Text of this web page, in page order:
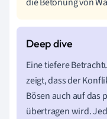
Eine tiefere
zeigt, dass der
Bösen auch auf das
übertragen wird.